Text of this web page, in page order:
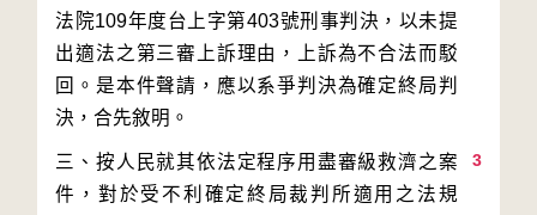
法院109年度台上字第403號刑事判決，以未提
出適法之第三審上訴理由，上訴為不合法而駁
回。是本件聲請，應以系爭判決為確定終局判
3
三、按人民就其依法定程序用盡審級救濟之案
件，對於受不利確定終局裁判所適用之法規